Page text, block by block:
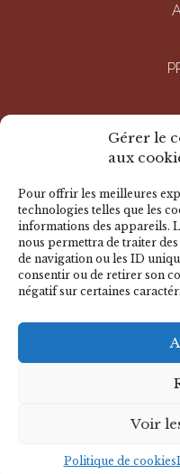
Gérer le
aux
Pour offrir les meilleures
technologies telles que les
informations des appareils.
nous permettra de traiter
de navigation ou les ID
consentir ou de retirer son
négatif sur certaines
Voir
Politique de cookies
© 2026
CACTUS